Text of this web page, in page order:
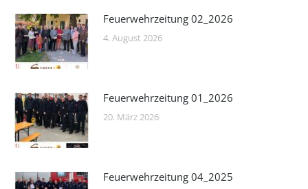
Feuerwehrzeitung 02_2026
4. August 2026
Feuerwehrzeitung 01_2026
20. März 2026
Feuerwehrzeitung 04_2025